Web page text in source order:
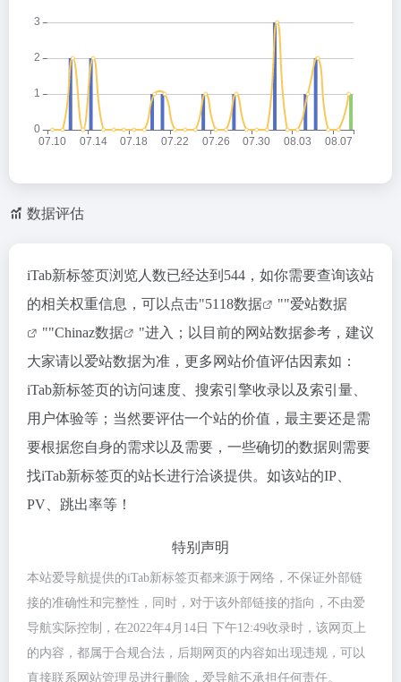
数据评估
iTab新标签页浏览人数已经达到544，如你需要查询该站
的相关权重信息，可以点击"5118数据 ""爱站数据
""Chinaz数据
"进入；以目前的网站数据参考，建议
大家请以爱站数据为准，更多网站价值评估因素如：
iTab新标签页的访问速度、搜索引擎收录以及索引量、
用户体验等；当然要评估一个站的价值，最主要还是需
要根据您自身的需求以及需要，一些确切的数据则需要
找iTab新标签页的站长进行洽谈提供。如该站的IP、
PV、跳出率等！
特别声明
本站爱导航提供的iTab新标签页都来源于网络，不保证外部链
接的准确性和完整性，同时，对于该外部链接的指向，不由爱
导航实际控制，在2022年4月14日 下午12:49收录时，该网页上
的内容，都属于合规合法，后期网页的内容如出现违规，可以
直接联系网站管理员进行删除，爱导航不承担任何责任。